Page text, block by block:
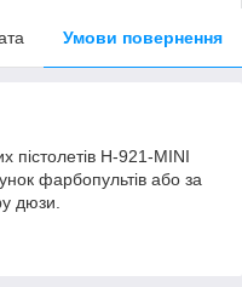
Умови повернення
H-921-MINI
фарбопультів або за
дюзи.